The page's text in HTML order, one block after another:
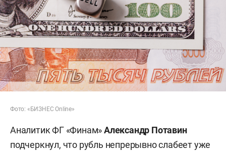
Фото: «БИЗНЕС Online»
Аналитик ФГ «Финам»Александр Потавин
подчеркнул, что рубль непрерывно слабеет уже